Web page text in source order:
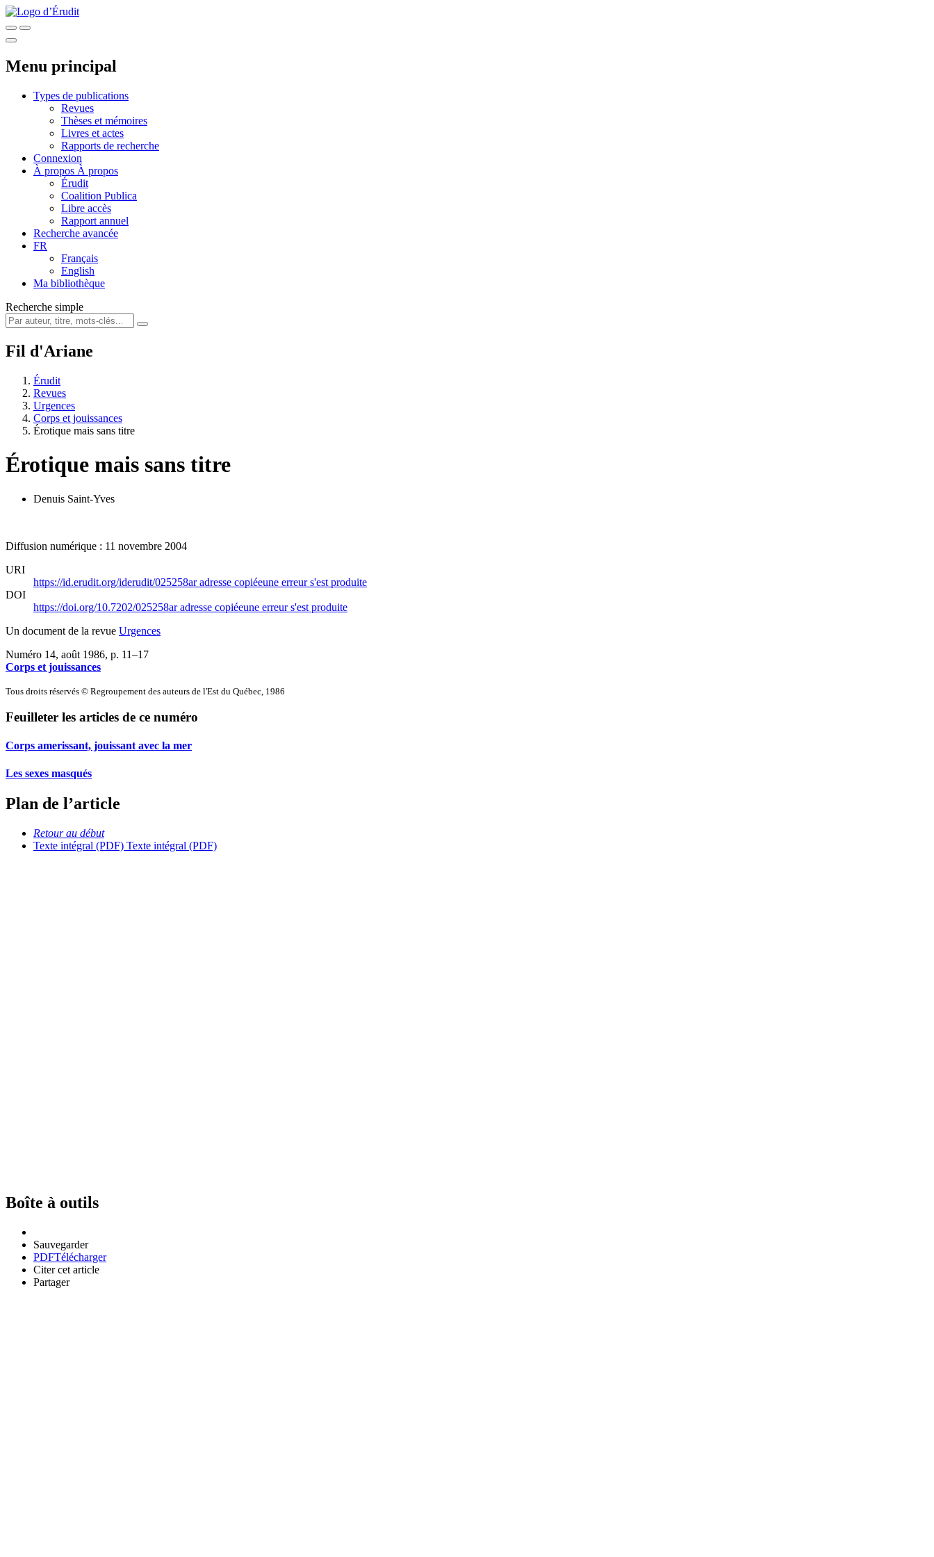
Menu principal
Types de publications
Revues
Thèses et mémoires
Livres et actes
Rapports de recherche
Connexion
À propos À propos
Érudit
Coalition Publica
Libre accès
Rapport annuel
Recherche avancée
FR
Français
English
Ma bibliothèque
Recherche simple
Fil d'Ariane
Érudit
Revues
Urgences
Corps et jouissances
Érotique mais sans titre
Érotique mais sans titre
Denuis Saint-Yves
Diffusion numérique : 11 novembre 2004
URI
https://id.erudit.org/iderudit/025258aradresse copiéeune erreur s'est produite
DOI
https://doi.org/10.7202/025258aradresse copiéeune erreur s'est produite
Un document de la revue Urgences
Numéro 14, août 1986, p. 11–17
Corps et jouissances
Tous droits réservés © Regroupement des auteurs de l'Est du Québec, 1986
Feuilleter les articles de ce numéro
Corps amerissant, jouissant avec la mer
Les sexes masqués
Plan de l’article
Retour au début
Texte intégral (PDF) Texte intégral (PDF)
Boîte à outils
Sauvegarder
PDFTélécharger
Citer cet article
Partager